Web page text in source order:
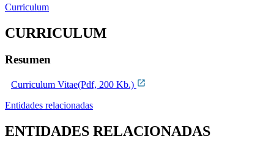
Curriculum
CURRICULUM
Resumen
Curriculum Vitae(Pdf, 200 Kb.)
Entidades relacionadas
ENTIDADES RELACIONADAS